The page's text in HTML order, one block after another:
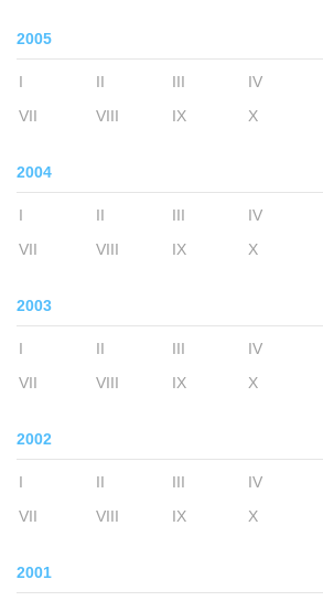
2005
I II III IV
VII
VIII IX X
2004
I II III IV
VII
VIII IX X
2003
I II III IV
VII
VIII IX X
2002
I II III IV
VII
VIII IX X
2001